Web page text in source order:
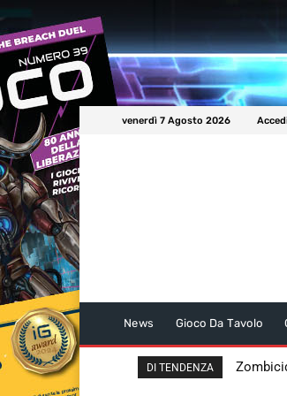
venerdì 7 Agosto 2026
News Gioco Da Tavolo
DI TENDENZA